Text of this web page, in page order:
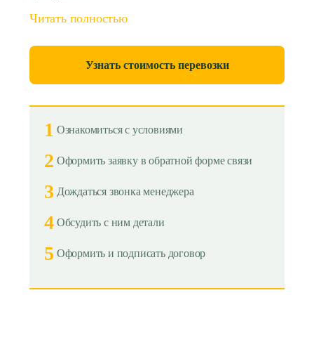
Читать полностью
Узнать стоимость перевозки
1 Ознакомиться с условиями
2 Оформить заявку в обратной форме связи
3 Дождаться звонка менеджера
4 Обсудить с ним детали
5 Оформить и подписать договор